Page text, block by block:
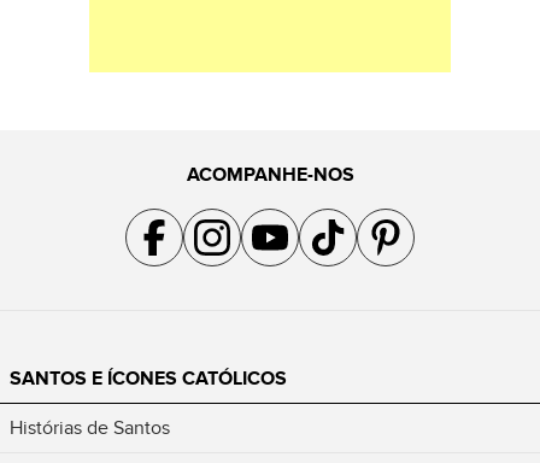
ACOMPANHE-NOS
Acompanhe a gente no Facebook
Acompanhe a gente no Instagram
Acompanhe a gente no YouTube
Acompanhe a gente no TikTok
Acompanhe a gente no
SANTOS E ÍCONES CATÓLICOS
Histórias de Santos